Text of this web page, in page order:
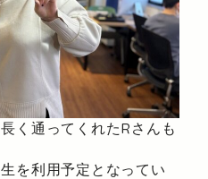
く通ってくれたRさんも
を利用予定となってい